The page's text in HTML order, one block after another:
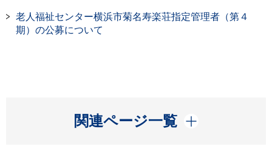
老人福祉センター横浜市菊名寿楽荘指定管理者（第４
期）の公募について
関連ページ一覧
開く